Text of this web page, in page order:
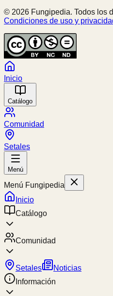
© 2026 Fungipedia. Todos los
Condiciones de uso y
Inicio
Catálogo
Comunidad
Setales
Menú
Menú Fungipedia
Inicio
Catálogo
Comunidad
Setales
Noticias
Información